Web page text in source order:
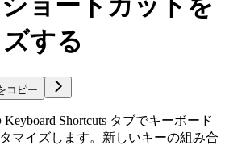
する
コピー
Shortcuts タブでキーボード
マイズします。新しいキーの組み合